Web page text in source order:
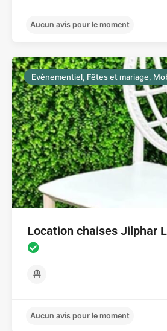
Aucun avis pour le moment
Evènementiel, Fêtes et mariage,
Location chaises Jilphar